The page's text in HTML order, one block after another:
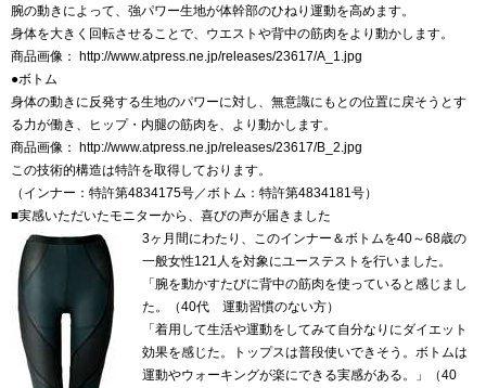
腕の動きによって、強パワー生地が体幹部のひねり運動を高めます。
身体を大きく回転させることで、ウエストや背中の筋肉をより動かします。
商品画像： http://www.atpress.ne.jp/releases/23617/A_1.jpg
●ボトム
身体の動きに反発する生地のパワーに対し、無意識にもとの位置に戻そうとす
る力が働き、ヒップ・内腿の筋肉を、より動かします。
商品画像： http://www.atpress.ne.jp/releases/23617/B_2.jpg
この技術的構造は特許を取得しております。
（インナー：特許第4834175号／ボトム：特許第4834181号）
■実感いただいたモニターから、喜びの声が届きました
3ヶ月間にわたり、このインナー＆ボトムを40～68歳の
一般女性121人を対象にユーステストを行いました。
「腕を動かすたびに背中の筋肉を使っていると感じまし
た。（40代 運動習慣のない方）
「着用して生活や運動をしてみて自分なりにダイエット
効果を感じた。トップスは普段使いできそう。ボトムは
運動やウォーキングが楽にできる実感がある。」（40